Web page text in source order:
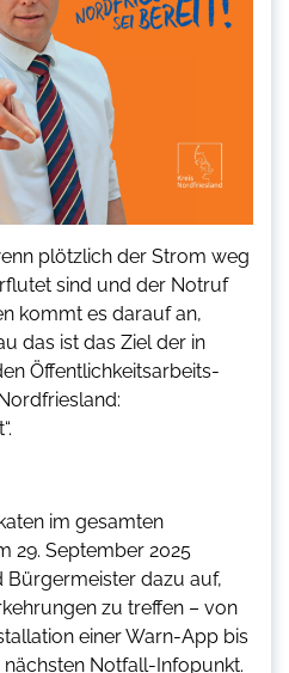
plötzlich der Strom weg
sind und der Notruf
kommt es darauf an,
das ist das Ziel der in
Öffentlichkeitsarbeits-
im gesamten
29. September 2025
Bürgermeister dazu auf,
zu treffen – von
einer Warn-App bis
Notfall-Infopunkt.